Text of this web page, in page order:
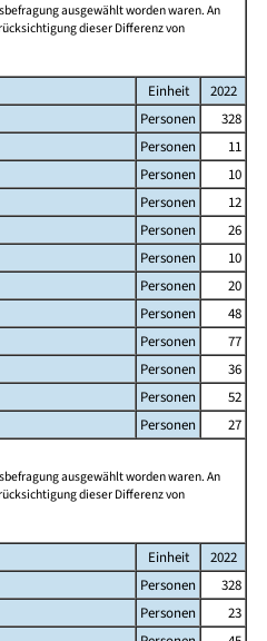
ausgewählt worden waren. An
dieser Differenz von
Einheit
2022
Personen
328
Personen
11
Personen
10
Personen
12
Personen
26
Personen
10
Personen
20
Personen
48
Personen
77
Personen
36
Personen
52
Personen
27
ausgewählt worden waren. An
dieser Differenz von
Einheit
2022
Personen
328
Personen
23